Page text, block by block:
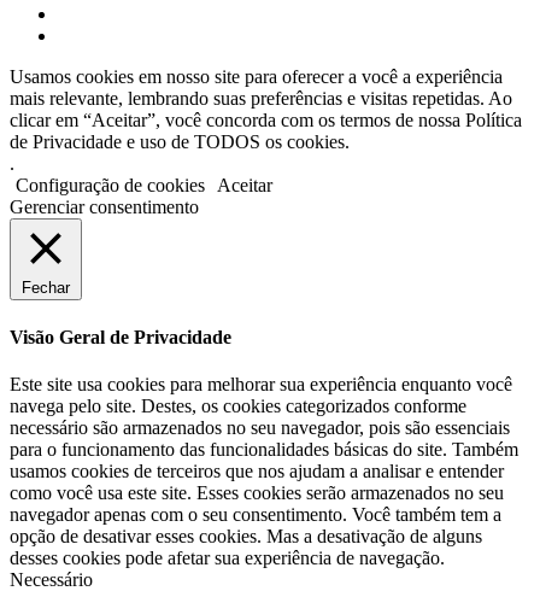
Usamos cookies em nosso site para oferecer a você a experiência
mais relevante, lembrando suas preferências e visitas repetidas. Ao
clicar em “Aceitar”, você concorda com os termos de nossa Política
de Privacidade e uso de TODOS os cookies.
.
Configuração de cookies
Aceitar
Gerenciar consentimento
Fechar
Visão Geral de Privacidade
Este site usa cookies para melhorar sua experiência enquanto você
navega pelo site. Destes, os cookies categorizados conforme
necessário são armazenados no seu navegador, pois são essenciais
para o funcionamento das funcionalidades básicas do site. Também
usamos cookies de terceiros que nos ajudam a analisar e entender
como você usa este site. Esses cookies serão armazenados no seu
navegador apenas com o seu consentimento. Você também tem a
opção de desativar esses cookies. Mas a desativação de alguns
desses cookies pode afetar sua experiência de navegação.
Necessário